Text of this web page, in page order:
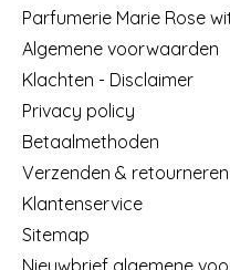
Parfumerie Marie Rose
Algemene voorwaarden
Klachten - Disclaimer
Privacy policy
Betaalmethoden
Verzenden & retourneren
Klantenservice
Sitemap
Nieuwbrief algemene